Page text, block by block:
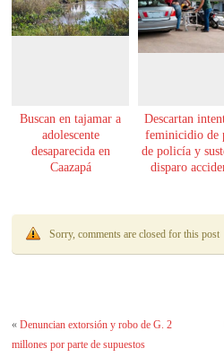
Buscan en tajamar a
adolescente
desaparecida en
Caazapá
Descartan
feminicidio de
de policía y
disparo
Sorry, comments are closed for this post
«Denuncian extorsión y robo de G. 2
millones por parte de supuestos